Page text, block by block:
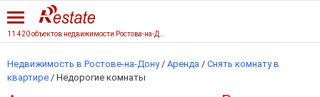
Недвижимость в Ростове-на-Дону / Аренда / Снять комнату в
квартире / Недорогие комнаты